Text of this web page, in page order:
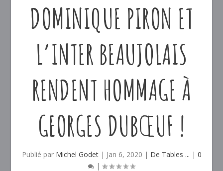
DOMINIQUE PIRON ET
L’INTER BEAUJOLAIS
RENDENT HOMMAGE À
GEORGES DUBŒUF !
Publié par Michel Godet| Jan 6, 2020 | De Tables ... | 0
|